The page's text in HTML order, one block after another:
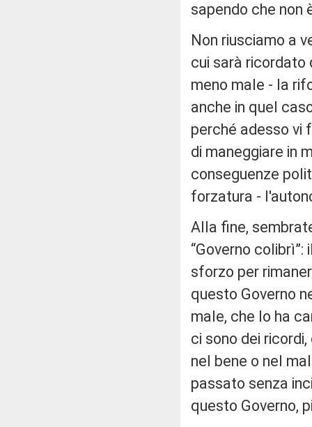
sapendo che non
Non riusciamo a
cui sarà ricordato
meno male - la
anche in quel
perché adesso vi
di maneggiare in
conseguenze
forzatura -
Alla fine,
“Governo
sforzo per
questo Governo
male, che lo ha
ci sono dei
nel bene o nel
passato senza
questo Governo,